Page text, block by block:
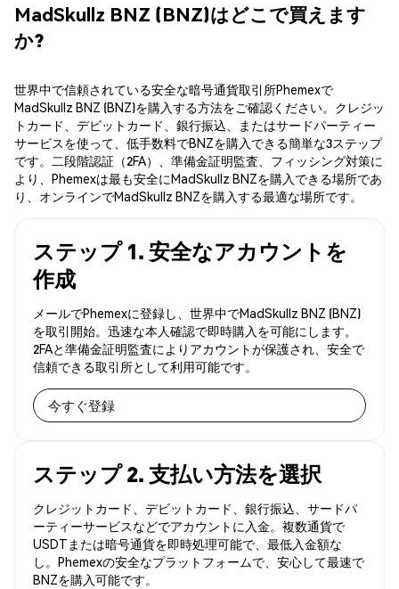
MadSkullz BNZ (BNZ)はどこで買えます
か?
世界中で信頼されている安全な暗号通貨取引所Phemexで
MadSkullz BNZ (BNZ)を購入する方法をご確認ください。クレジッ
トカード、デビットカード、銀行振込、またはサードパーティー
サービスを使って、低手数料でBNZを購入できる簡単な3ステップ
です。二段階認証（2FA）、準備金証明監査、フィッシング対策に
より、Phemexは最も安全にMadSkullz BNZを購入できる場所であ
り、オンラインでMadSkullz BNZを購入する最適な場所です。
ステップ 1. 安全なアカウントを
作成
メールでPhemexに登録し、世界中でMadSkullz BNZ (BNZ)
を取引開始。迅速な本人確認で即時購入を可能にします。
2FAと準備金証明監査によりアカウントが保護され、安全で
信頼できる取引所として利用可能です。
今すぐ登録
ステップ 2. 支払い方法を選択
クレジットカード、デビットカード、銀行振込、サードパ
ーティーサービスなどでアカウントに入金。複数通貨で
USDTまたは暗号通貨を即時処理可能で、最低入金額な
し。Phemexの安全なプラットフォームで、安心して最速で
BNZを購入可能です。